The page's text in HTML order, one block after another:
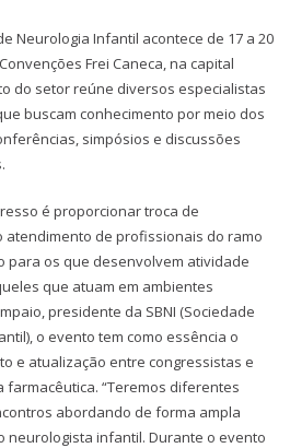
Neurologia Infantil acontece de 17 a 20
Frei Caneca, na capital
do setor reúne diversos especialistas
buscam conhecimento por meio dos
simpósios e discussões
é proporcionar troca de
atendimento de profissionais do ramo
para os que desenvolvem atividade
que atuam em ambientes
presidente da SBNI (Sociedade
o evento tem como essência o
e atualização entre congressistas e
“Teremos diferentes
abordando de forma ampla
neurologista infantil. Durante o evento